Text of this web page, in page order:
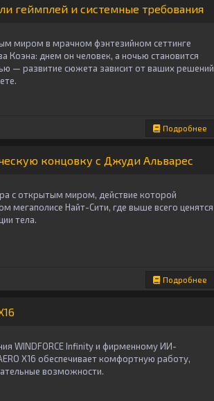
геймплей и системные требования
миром в мрачном фэнтезийном сеттинге
Коэна: днем он человек, а ночью становится
— развитие сюжета зависит от ваших решений
Подробнее
концовку с Джуди Альварес
с открытым миром, действие которой
мегаполисе Найт-Сити, где выше всего ценятся
тела.
Подробнее
WINDFORCE Infinity и фирменному ИИ-
X16 обеспечивает комфортную работу,
возможности.